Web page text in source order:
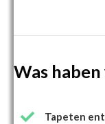
Was
Tapeten